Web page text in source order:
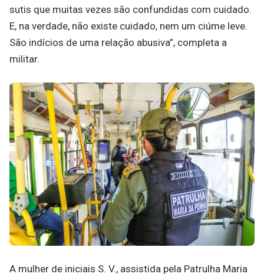
sutis que muitas vezes são confundidas com cuidado.
E, na verdade, não existe cuidado, nem um ciúme leve.
São indícios de uma relação abusiva”, completa a
militar.
A mulher de iniciais S. V., assistida pela Patrulha Maria